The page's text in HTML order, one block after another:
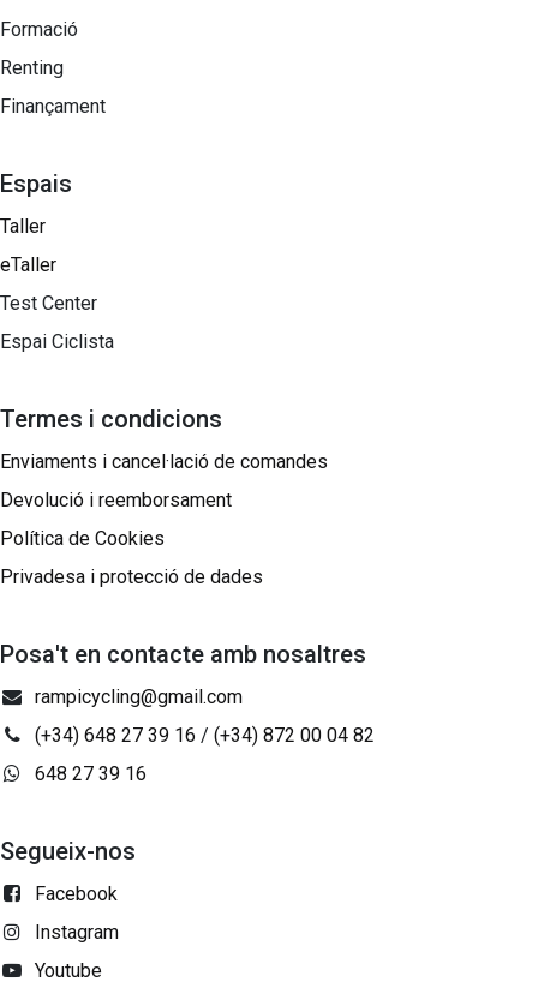
Formació
Renting
Finançament
Espais
Taller
eTaller
Test Center
Espai Ciclista
Termes i condicions
Enviaments i cancel·lació de comandes
Devolució i reemborsament
Política de Cookies
Privadesa i protecció de dades
Posa't en contacte amb nosaltres
rampicycling@gmail.com
(+34) 648 27 39 16 / (+34) 872 00 04 82
648 27 39 16
Segueix-nos
Facebook
Instagram
Youtube